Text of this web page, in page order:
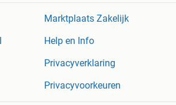
Marktplaats Zakelijk
Help en Info
Privacyverklaring
Privacyvoorkeuren